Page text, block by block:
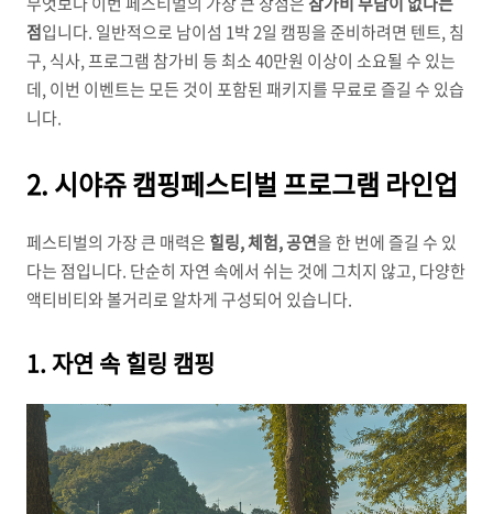
점입니다. 일반적으로 남이섬 1박 2일 캠핑을 준비하려면 텐트, 침
구, 식사, 프로그램 참가비 등 최소 40만원 이상이 소요될 수 있는
데, 이번 이벤트는 모든 것이 포함된 패키지를 무료로 즐길 수 있습
니다.
2. 시야쥬 캠핑페스티벌 프로그램 라인업
페스티벌의 가장 큰 매력은 힐링, 체험, 공연을 한 번에 즐길 수 있
다는 점입니다. 단순히 자연 속에서 쉬는 것에 그치지 않고, 다양한
액티비티와 볼거리로 알차게 구성되어 있습니다.
1. 자연 속 힐링 캠핑